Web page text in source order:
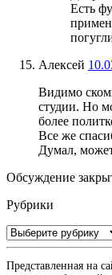
Есть
Алексей
Видимо
студии. Но
более
Все же
Думал,
Обсуждение
Рубрики
Рубрики
Представленная на